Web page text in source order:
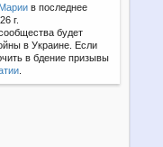
в последнее
г.
будет
в Украине. Если
в бдение призывы